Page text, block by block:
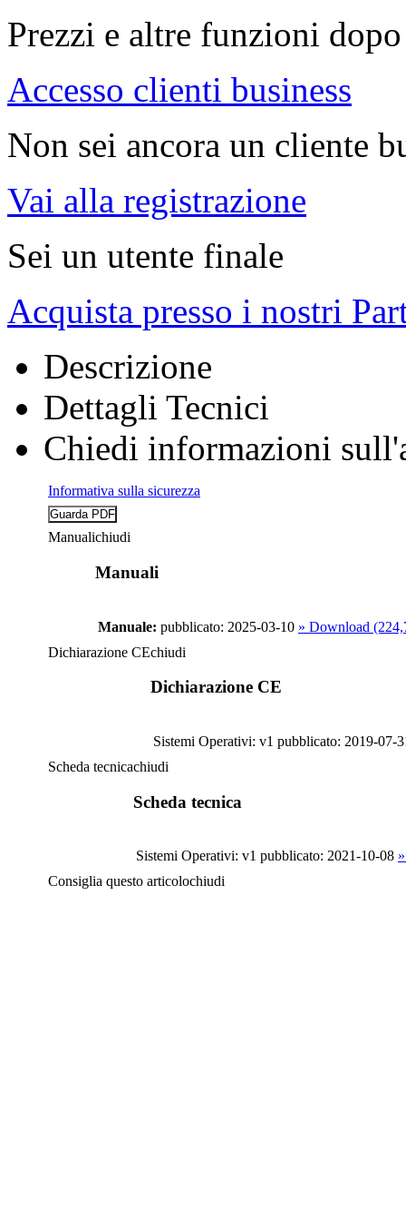
Prezzi e altre funzioni
Accesso clienti business
Non sei ancora un cliente
Vai alla registrazione
Sei un utente finale
Acquista presso i nostri
Descrizione
Dettagli Tecnici
Chiedi informazioni
Informativa sulla sicurezza
Manualichiudi
Manuali
Manuale: pubblicato: 2025-03-10 » Download
Dichiarazione CEchiudi
Dichiarazione CE
Sistemi Operativi: v1 pubblicato: 2019-07-
Scheda tecnicachiudi
Scheda tecnica
Sistemi Operativi: v1 pubblicato: 2021-10-08
Consiglia questo articolochiudi